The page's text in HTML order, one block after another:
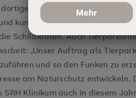
Teich lebendenden
kundige Hände. Seither pflegt
Schildkröten. Auch
„Unser Auftrag als
und so den Funken zu
am Naturschutz entwickeln.
SRH Klinikum auch in diesem